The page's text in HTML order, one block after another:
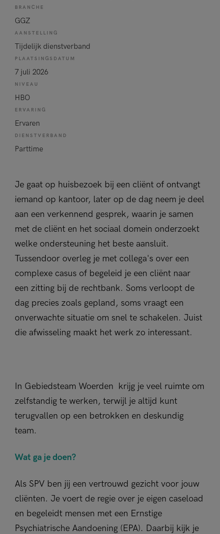
BRANCHE
GGZ
AANSTELLING
Tijdelijk dienstverband
PLAATSINGSDATUM
7 juli 2026
NIVEAU
HBO
ERVARING
Ervaren
DIENSTVERBAND
Parttime
Je gaat op huisbezoek bij een cliënt of ontvangt
iemand op kantoor, later op de dag neem je deel
aan een verkennend gesprek, waarin je samen
met de cliënt en het sociaal domein onderzoekt
welke ondersteuning het beste aansluit.
Tussendoor overleg je met collega's over een
complexe casus of begeleid je een cliënt naar
een zitting bij de rechtbank. Soms verloopt de
dag precies zoals gepland, soms vraagt een
onverwachte situatie om snel te schakelen. Juist
die afwisseling maakt het werk zo interessant.
In Gebiedsteam Woerden krijg je veel ruimte om
zelfstandig te werken, terwijl je altijd kunt
terugvallen op een betrokken en deskundig
team.
Wat ga je doen?
Als SPV ben jij een vertrouwd gezicht voor jouw
cliënten. Je voert de regie over je eigen caseload
en begeleidt mensen met een Ernstige
Psychiatrische Aandoening (EPA). Daarbij kijk je